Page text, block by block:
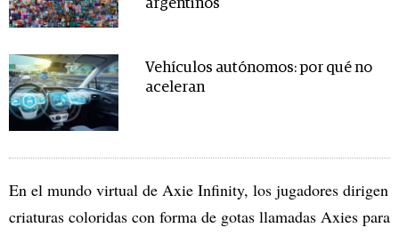
argentinos
Vehículos autónomos: por qué no
aceleran
En el mundo virtual de Axie Infinity, los jugadores dirigen
criaturas coloridas con forma de gotas llamadas Axies para